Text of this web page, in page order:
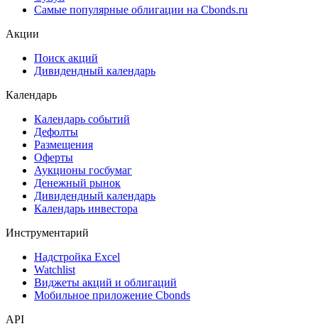
Самые популярные облигации на Cbonds.ru
Акции
Поиск акций
Дивидендный календарь
Календарь
Календарь событий
Дефолты
Размещения
Оферты
Аукционы госбумаг
Денежный рынок
Дивидендный календарь
Календарь инвестора
Инструментарий
Надстройка Excel
Watchlist
Виджеты акций и облигаций
Мобильное приложение Cbonds
API